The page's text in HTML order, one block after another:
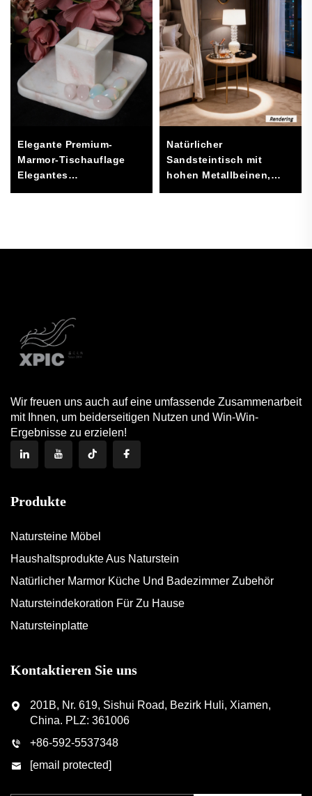
Elegante Premium-
Marmor-Tischauflage
Elegantes
Wohnaccessoire für
Natürlicher
Sandsteintisch mit
hohen Metallbeinen,
modernes
(Durchmesser 50 cm,
Wir freuen uns auch auf eine umfassende Zusammenarbeit
mit Ihnen, um beiderseitigen Nutzen und Win-Win-
Ergebnisse zu erzielen!
Produkte
Natursteine Möbel
Haushaltsprodukte Aus Naturstein
Natürlicher Marmor Küche Und Badezimmer Zubehör
Natursteindekoration Für Zu Hause
Natursteinplatte
Kontaktieren Sie uns
201B, Nr. 619, Sishui Road, Bezirk Huli, Xiamen,
China. PLZ: 361006
+86-592-5537348
[email protected]